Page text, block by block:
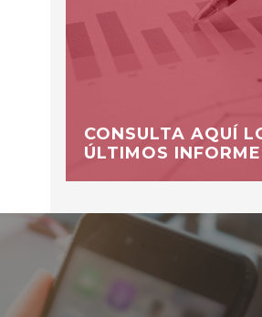
CONSULTA AQUÍ
ÚLTIMOS